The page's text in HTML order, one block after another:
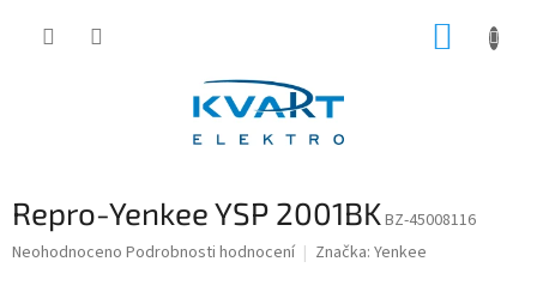
Repro-Yenkee YSP 2001BKBZ-45008116
Průměrné
Neohodnoceno Podrobnosti hodnocení Značka: Yenkee